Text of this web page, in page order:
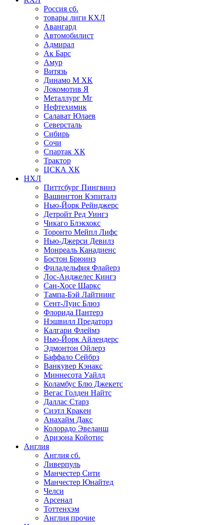
Россия сб.
товары лиги КХЛ
Авангард
Автомобилист
Адмирал
Ак Барс
Амур
Витязь
Динамо М ХК
Локомотив Я
Металлург Мг
Нефтехимик
Салават Юлаев
Северсталь
Сибирь
Сочи
Спартак ХК
Трактор
ЦСКА ХК
НХЛ
Питтсбург Пингвинз
Вашингтон Кэпиталз
Нью-Йорк Рейнджерс
Детройт Ред Уингз
Чикаго Блэкхокс
Торонто Мейпл Лифс
Нью-Джерси Девилз
Монреаль Канадиенс
Бостон Брюинз
Филадельфия Флайерз
Лос-Анджелес Кингз
Сан-Хосе Шаркс
Тампа-Бэй Лайтнинг
Сент-Луис Блюз
Флорида Пантерз
Нэшвилл Предаторз
Калгари Флеймз
Нью-Йорк Айлендерс
Эдмонтон Ойлерз
Баффало Сейбрз
Ванкувер Кэнакс
Миннесота Уайлд
Коламбус Блю Джекетс
Вегас Голден Найтс
Даллас Старз
Сиэтл Кракен
Анахайм Дакс
Колорадо Эвеланш
Аризона Койотис
Англия
Англия сб.
Ливерпуль
Манчестер Сити
Манчестер Юнайтед
Челси
Арсенал
Тоттенхэм
Англия прочие